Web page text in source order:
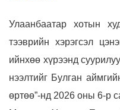
Улаанбаатар хотын
тээврийн хэрэгсэл
ийнхөө хүрээнд
нээлтийг Булган
өртөө”-нд 2026 оны 6-р